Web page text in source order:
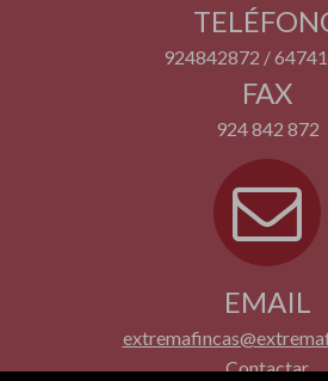
924842872 /
FAX
924 842 872
EMAIL
Contactar